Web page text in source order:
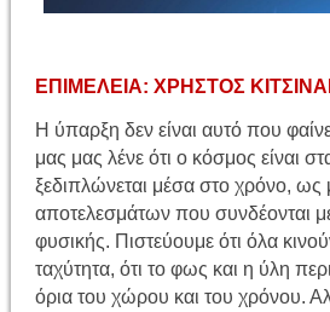
ΕΠΙΜΕΛΕΙΑ: ΧΡΗΣΤΟΣ
Η ύπαρξη δεν είναι αυτό που
μας μας λένε ότι ο κόσμος είναι
ξεδιπλώνεται μέσα στο χρόνο, ως
αποτελεσμάτων που συνδέονται
φυσικής. Πιστεύουμε ότι όλα
ταχύτητα, ότι το φως και η ύλη
όρια του χώρου και του χρόνου.